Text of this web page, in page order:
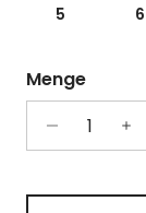
5 6
Menge